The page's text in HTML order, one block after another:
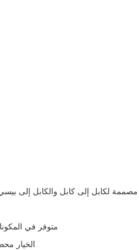
مصممة لكابل إلى كابل والكابل إلى
متوفر في
الخيار